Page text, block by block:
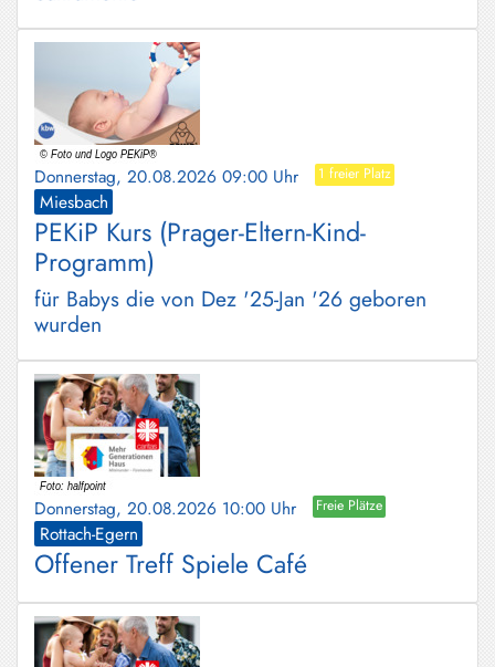
Donnerstag, 20.08.2026 09:00 Uhr 1 freier Platz
Miesbach
PEKiP Kurs (Prager-Eltern-Kind-
Programm)
für Babys die von Dez '25-Jan '26 geboren
wurden
Donnerstag, 20.08.2026 10:00 Uhr Freie Plätze
Rottach-Egern
Offener Treff Spiele Café